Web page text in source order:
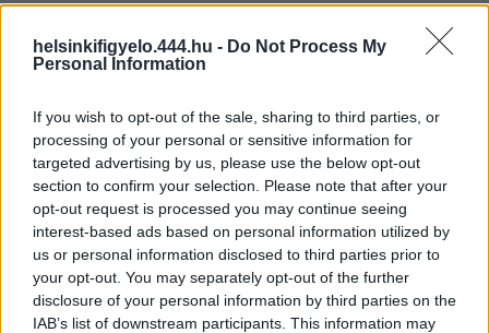
helsinkifigyelo.444.hu - Do Not Process My
Personal Information
If you wish to opt-out of the sale, sharing to third parties, or
processing of your personal or sensitive information for
targeted advertising by us, please use the below opt-out
section to confirm your selection. Please note that after your
opt-out request is processed you may continue seeing
interest-based ads based on personal information utilized by
us or personal information disclosed to third parties prior to
your opt-out. You may separately opt-out of the further
disclosure of your personal information by third parties on the
IAB’s list of downstream participants. This information may